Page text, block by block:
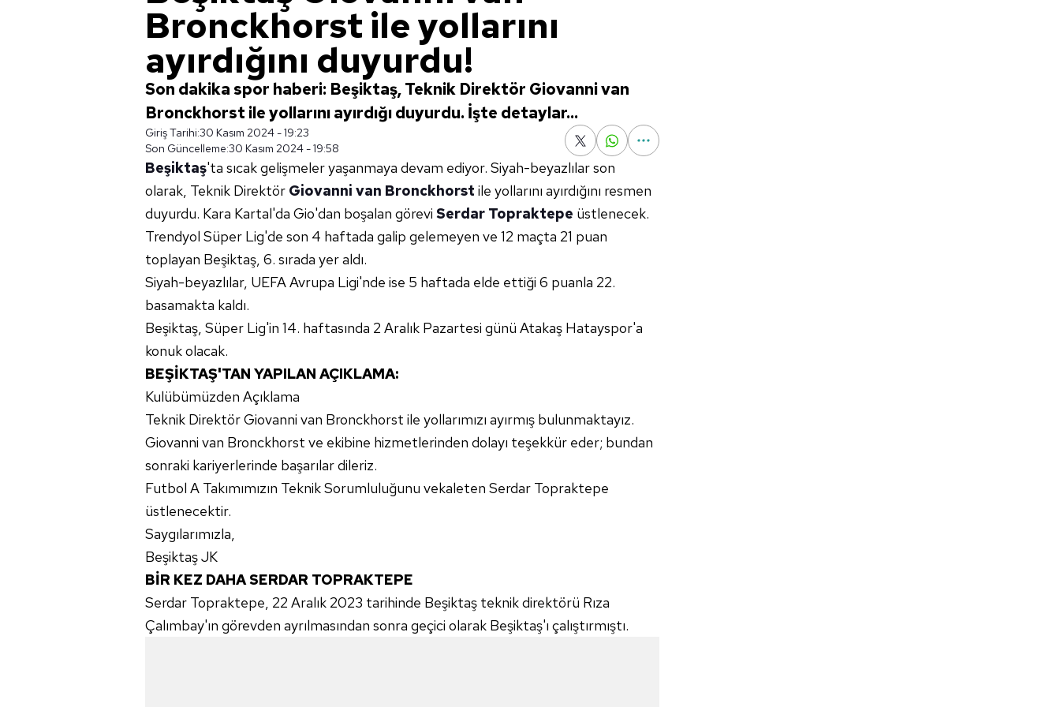
Bronckhorst ile yollarını
ayırdığını duyurdu!
Son dakika spor haberi: Beşiktaş, Teknik Direktör Giovanni van
Bronckhorst ile yollarını ayırdığı duyurdu. İşte detaylar...
Giriş Tarihi:30 Kasım 2024 - 19:23
Son Güncelleme:30 Kasım 2024 - 19:58
Beşiktaş'ta sıcak gelişmeler yaşanmaya devam ediyor. Siyah-beyazlılar son
olarak, Teknik Direktör Giovanni van Bronckhorst ile yollarını ayırdığını resmen
duyurdu. Kara Kartal'da Gio'dan boşalan görevi Serdar Topraktepe üstlenecek.
Trendyol Süper Lig'de son 4 haftada galip gelemeyen ve 12 maçta 21 puan
toplayan Beşiktaş, 6. sırada yer aldı.
Siyah-beyazlılar, UEFA Avrupa Ligi'nde ise 5 haftada elde ettiği 6 puanla 22.
basamakta kaldı.
Beşiktaş, Süper Lig'in 14. haftasında 2 Aralık Pazartesi günü Atakaş Hatayspor'a
konuk olacak.
BEŞİKTAŞ'TAN YAPILAN AÇIKLAMA:
Kulübümüzden Açıklama
Teknik Direktör Giovanni van Bronckhorst ile yollarımızı ayırmış bulunmaktayız.
Giovanni van Bronckhorst ve ekibine hizmetlerinden dolayı teşekkür eder; bundan
sonraki kariyerlerinde başarılar dileriz.
Futbol A Takımımızın Teknik Sorumluluğunu vekaleten Serdar Topraktepe
üstlenecektir.
Saygılarımızla,
Beşiktaş JK
BİR KEZ DAHA SERDAR TOPRAKTEPE
Serdar Topraktepe, 22 Aralık 2023 tarihinde Beşiktaş teknik direktörü Rıza
Çalımbay'ın görevden ayrılmasından sonra geçici olarak Beşiktaş'ı çalıştırmıştı.